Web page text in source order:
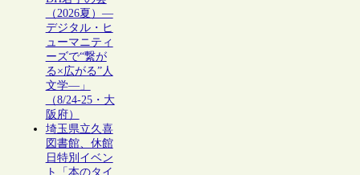
（2026夏）―
デジタル・ヒ
ューマニティ
ーズで“繋が
る×広がる”人
文学―」
（8/24-25・大
阪府）
埼玉県立久喜
図書館、休館
日特別イベン
ト「本のタイ